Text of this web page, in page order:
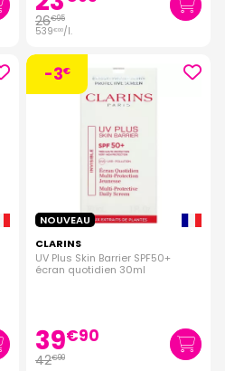
26€95
539€00/l.
-3€
NOUVEAU
CLARINS
UV Plus Skin Barrier SPF50+
écran quotidien 30ml
39€90
42€90